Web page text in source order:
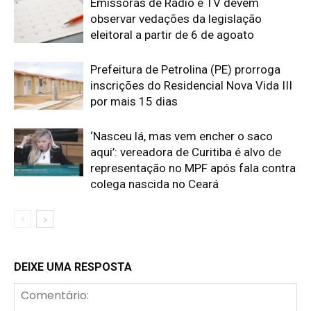
observar vedações da legislação
eleitoral a partir de 6 de agoato
Prefeitura de Petrolina (PE) prorroga
inscrições do Residencial Nova Vida III
por mais 15 dias
‘Nasceu lá, mas vem encher o saco
aqui’: vereadora de Curitiba é alvo de
representação no MPF após fala contra
colega nascida no Ceará
DEIXE UMA RESPOSTA